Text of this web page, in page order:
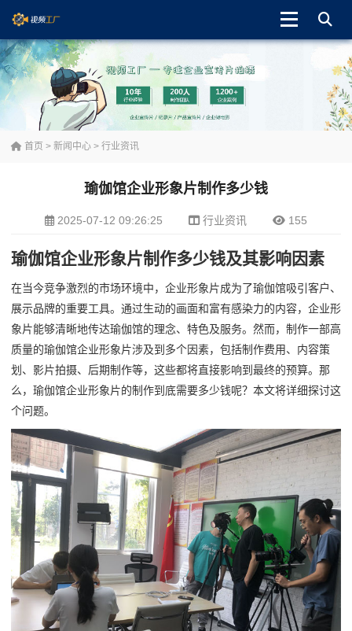
首页 > 新闻中心 > 行业资讯
瑜伽馆企业形象片制作多少钱
2025-07-12 09:26:25 行业资讯 155
瑜伽馆企业形象片制作多少钱及其影响因素
在当今竞争激烈的市场环境中，企业形象片成为了瑜伽馆吸引客户、
展示品牌的重要工具。通过生动的画面和富有感染力的内容，企业形
象片能够清晰地传达瑜伽馆的理念、特色及服务。然而，制作一部高
质量的瑜伽馆企业形象片涉及到多个因素，包括制作费用、内容策
划、影片拍摄、后期制作等，这些都将直接影响到最终的预算。那
么，瑜伽馆企业形象片的制作到底需要多少钱呢？本文将详细探讨这
个问题。